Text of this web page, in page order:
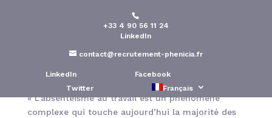
+33 4 90 56 11 24
LinkedIn
contact@recrutement-phenicia.fr
LinkedIn
Facebook
Twitter
Français
Les conséquences de l’absentéisme des
salariés au Maroc : un enjeu majeur pour la
performance RH des entreprises
25 Juil 2025
« L’absentéisme au travail est un phénomène
complexe qui touche aujourd’hui la majorité des